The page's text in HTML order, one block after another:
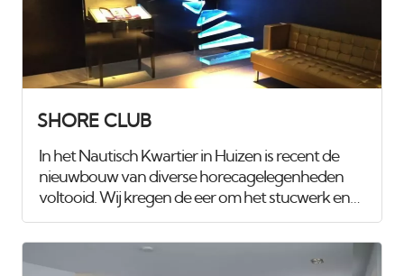
SHORE CLUB
In het Nautisch Kwartier in Huizen is recent de
nieuwbouw van diverse horecagelegenheden
voltooid. Wij kregen de eer om het stucwerk en
spuitwerk van maar liefst 1.100 m², verdeeld over
drie etages, te verzorgen. Voor het
club/restaurant hebben we gebruik gemaakt van